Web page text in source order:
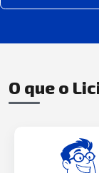
O que o